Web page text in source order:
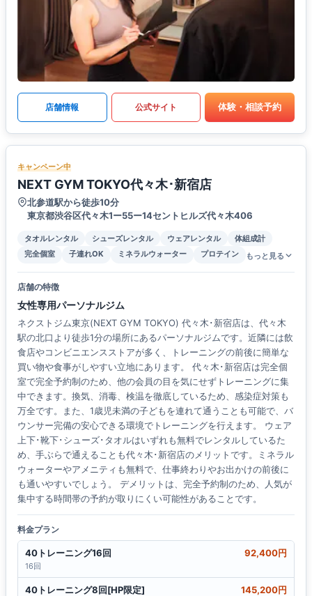
店舗情報 公式サイト 体験・相談予約
キャンペーン中
NEXT GYM TOKYO代々木･新宿店
北参道駅から徒歩10分
東京都渋谷区代々木1ー55ー14セントヒルズ代々木406
タオルレンタル シューズレンタル ウェアレンタル
体組成計
完全個室
子連れOK ミネラルウォーター プロテイン もっと見る
店舗の特徴
女性専用パーソナルジム
ネクストジム東京(NEXT GYM TOKYO) 代々木･新宿店は、代々木
駅の北口より徒歩1分の場所にあるパーソナルジムです。近隣には飲
食店やコンビニエンスストアが多く、トレーニングの前後に簡単な
買い物や食事がしやすい立地にあります。 代々木･新宿店は完全個
室で完全予約制のため、他の会員の目を気にせずトレーニングに集
中できます。換気、消毒、検温を徹底しているため、感染症対策も
万全です。また、1歳児未満の子どもを連れて通うことも可能で、バ
ウンサー完備の安心できる環境でトレーニングを行えます。 ウェア
上下･靴下･シューズ･タオルはいずれも無料でレンタルしているた
め、手ぶらで通えることも代々木･新宿店のメリットです。ミネラル
ウォーターやアメニティも無料で、仕事終わりやお出かけの前後に
も通いやすいでしょう。 デメリットは、完全予約制のため、人気が
集中する時間帯の予約が取りにくい可能性があることです。
料金プラン
40トレーニング16回 92,400円
16回
40トレーニング8回[HP限定] 145,200円